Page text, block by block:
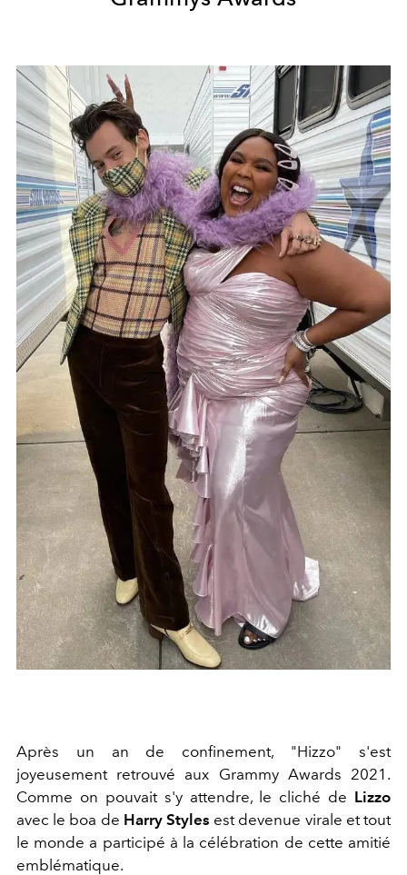
Après un an de confinement, "Hizzo" s'est
joyeusement retrouvé aux Grammy Awards 2021.
Comme on pouvait s'y attendre, le cliché de Lizzo
avec le boa de Harry Styles est devenue virale et tout
le monde a participé à la célébration de cette amitié
emblématique.